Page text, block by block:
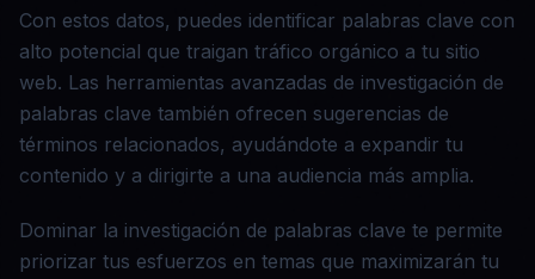
Con estos datos, puedes identificar palabras clave con
alto potencial que traigan tráfico orgánico a tu sitio
web. Las herramientas avanzadas de investigación de
palabras clave también ofrecen sugerencias de
términos relacionados, ayudándote a expandir tu
contenido y a dirigirte a una audiencia más amplia.
Dominar la investigación de palabras clave te permite
priorizar tus esfuerzos en temas que maximizarán tu